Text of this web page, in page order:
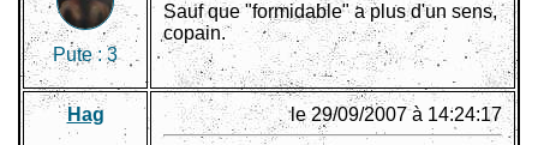
Pute :3
Sauf que "formidable" a plus d'un sens,
copain.
Hag le 29/09/2007 à 14:24:17